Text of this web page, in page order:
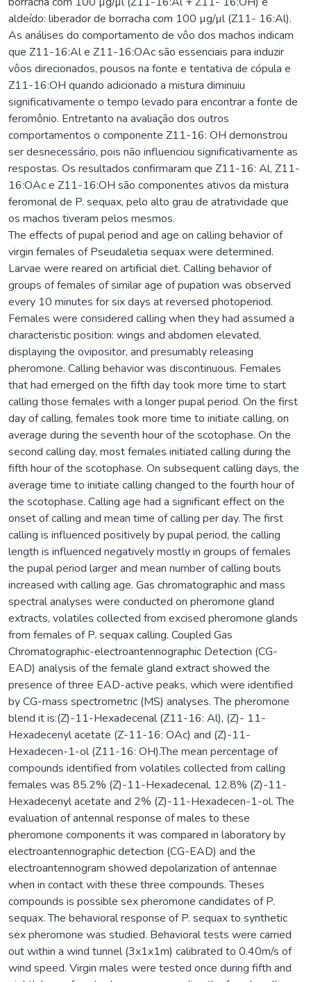
aldeído: liberador de borracha com 100 µg/µl (Z11- 16:Al).
As análises do comportamento de vôo dos machos indicam
que Z11-16:Al e Z11-16:OAc são essenciais para induzir
vôos direcionados, pousos na fonte e tentativa de cópula e
Z11-16:OH quando adicionado a mistura diminuiu
significativamente o tempo levado para encontrar a fonte de
feromônio. Entretanto na avaliação dos outros
comportamentos o componente Z11-16: OH demonstrou
ser desnecessário, pois não influenciou significativamente as
respostas. Os resultados confirmaram que Z11-16: Al, Z11-
16:OAc e Z11-16:OH são componentes ativos da mistura
feromonal de P. sequax, pelo alto grau de atratividade que
os machos tiveram pelos mesmos.
The effects of pupal period and age on calling behavior of
virgin females of Pseudaletia sequax were determined.
Larvae were reared on artificial diet. Calling behavior of
groups of females of similar age of pupation was observed
every 10 minutes for six days at reversed photoperiod.
Females were considered calling when they had assumed a
characteristic position: wings and abdomen elevated,
displaying the ovipositor, and presumably releasing
pheromone. Calling behavior was discontinuous. Females
that had emerged on the fifth day took more time to start
calling those females with a longer pupal period. On the first
day of calling, females took more time to initiate calling, on
average during the seventh hour of the scotophase. On the
second calling day, most females initiated calling during the
fifth hour of the scotophase. On subsequent calling days, the
average time to initiate calling changed to the fourth hour of
the scotophase. Calling age had a significant effect on the
onset of calling and mean time of calling per day. The first
calling is influenced positively by pupal period, the calling
length is influenced negatively mostly in groups of females
the pupal period larger and mean number of calling bouts
increased with calling age. Gas chromatographic and mass
spectral analyses were conducted on pheromone gland
extracts, volatiles collected from excised pheromone glands
from females of P. sequax calling. Coupled Gas
Chromatographic-electroantennographic Detection (CG-
EAD) analysis of the female gland extract showed the
presence of three EAD-active peaks, which were identified
by CG-mass spectrometric (MS) analyses. The pheromone
blend it is:(Z)-11-Hexadecenal (Z11-16: Al), (Z)- 11-
Hexadecenyl acetate (Z-11-16: OAc) and (Z)-11-
Hexadecen-1-ol (Z11-16: OH).The mean percentage of
compounds identified from volatiles collected from calling
females was 85.2% (Z)-11-Hexadecenal, 12.8% (Z)-11-
Hexadecenyl acetate and 2% (Z)-11-Hexadecen-1-ol. The
evaluation of antennal response of males to these
pheromone components it was compared in laboratory by
electroantennographic detection (CG-EAD) and the
electroantennogram showed depolarization of antennae
when in contact with these three compounds. Theses
compounds is possible sex pheromone candidates of P.
sequax. The behavioral response of P. sequax to synthetic
sex pheromone was studied. Behavioral tests were carried
out within a wind tunnel (3x1x1m) calibrated to 0.40m/s of
wind speed. Virgin males were tested once during fifth and